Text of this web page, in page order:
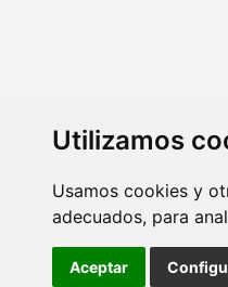
Utilizamos
Usamos cookies y
adecuados, para
Aceptar
AVISO